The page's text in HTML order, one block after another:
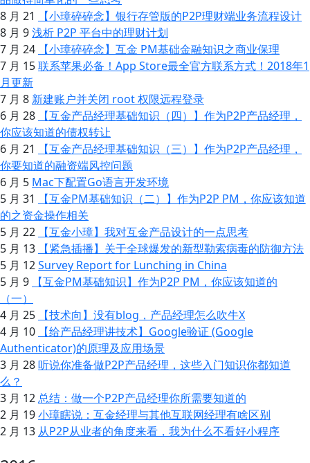
8 月 21
【小璋碎碎念】银行存管版的P2P理财端业务流程设计
8 月 9浅析 P2P 平台中的理财计划
7 月 24
【小璋碎碎念】互金 PM基础金融知识之商业保理
7 月 15联系苹果必备！App Store最全官方联系方式！2018年1
月更新
7 月 8 新建账户并关闭 root 权限远程登录
6 月 28
【互金产品经理基础知识（四）】作为P2P产品经理，
你应该知道的债权转让
6 月 21
【互金产品经理基础知识（三）】作为P2P产品经理，
你要知道的融资端风控问题
6 月 5 Mac下配置Go语言开发环境
5 月 31
【互金PM基础知识（二）】作为P2P PM，你应该知道
的之资金操作相关
5 月 22
【互金小璋】我对互金产品设计的一点思考
5 月 13
【紧急插播】关于全球爆发的新型勒索病毒的防御方法
5 月 12Survey Report for Lunching in China
5 月 9
【互金PM基础知识】作为P2P PM，你应该知道的
（一）
4 月 25
【技术向】没有blog，产品经理怎么吹牛X
4 月 10
【给产品经理讲技术】Google验证 (Google
Authenticator)的原理及应用场景
3 月 28听说你准备做P2P产品经理，这些入门知识你都知道
么？
3 月 12总结：做一个P2P产品经理你所需要知道的
2 月 19小璋瞎说：互金经理与其他互联网经理有啥区别
2 月 13 从P2P从业者的角度来看，我为什么不看好小程序